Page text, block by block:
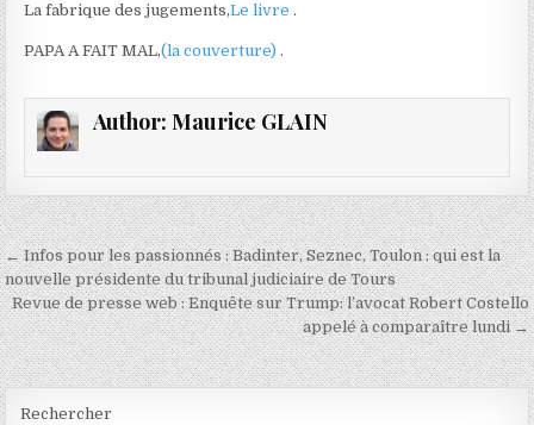
La fabrique des jugements,Le livre.
PAPA A FAIT MAL,(la couverture).
Author: Maurice GLAIN
Navigation
de
l’article
← Infos pour les passionnés : Badinter, Seznec, Toulon : qui est la
nouvelle présidente du tribunal judiciaire de Tours
Revue de presse web : Enquête sur Trump: l’avocat Robert Costello
appelé à comparaître lundi →
Rechercher